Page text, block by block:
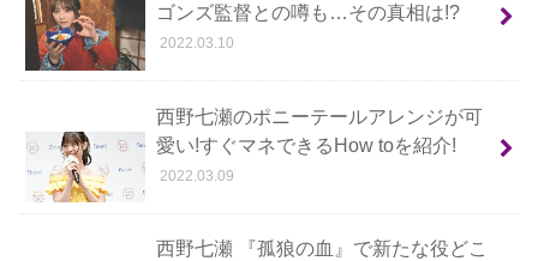
ゴンズ監督との噂も…その真相は!?
2022.03.10
西野七瀬のポニーテールアレンジが可
愛い!すぐマネできるHow toを紹介!
2022.03.09
西野七瀬 『孤狼の血』で新たな役どこ